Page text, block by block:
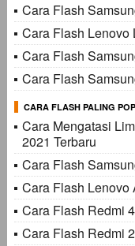
Cara Flash
Cara Flash Lenovo
Cara Flash
Cara Flash
CARA FLASH PALING
Cara Mengatasi
2021 Terbaru
Cara Flash
Cara Flash Lenovo
Cara Flash Redmi
Cara Flash Redmi 2